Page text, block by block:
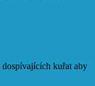
kuřat aby